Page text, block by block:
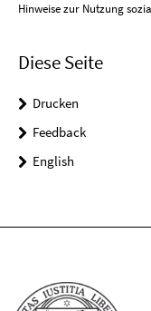
Hinweise zur Nutzung
Diese Seite
Drucken
Feedback
English